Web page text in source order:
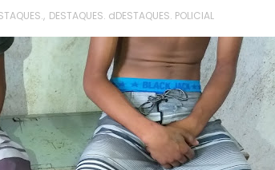
, DESTAQUES. dDESTAQUES. POLICIAL